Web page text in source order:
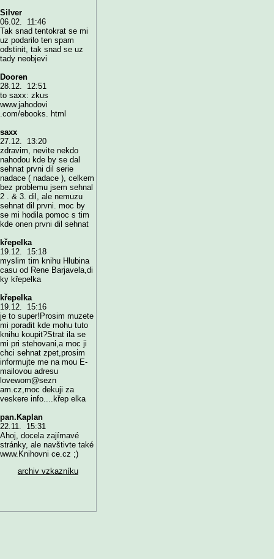
Silver
06.02. 11:46
Tak snad tentokrat se mi
uz podarilo ten spam
odstinit, tak snad se uz
tady neobjevi
Dooren
28.12. 12:51
to saxx: zkus
www.jahodovi
.com/ebooks. html
saxx
27.12. 13:20
zdravim, nevite nekdo
nahodou kde by se dal
sehnat prvni dil serie
nadace ( nadace ), celkem
bez problemu jsem sehnal
2 . & 3. dil, ale nemuzu
sehnat dil prvni. moc by
se mi hodila pomoc s tim
kde onen prvni dil sehnat
křepelka
19.12. 15:18
myslim tim knihu Hlubina
casu od Rene Barjavela,di
ky křepelka
křepelka
19.12. 15:16
je to super!Prosim muzete
mi poradit kde mohu tuto
knihu koupit?Strat ila se
mi pri stehovani,a moc ji
chci sehnat zpet,prosim
informujte me na mou E-
mailovou adresu
lovewom@sezn
am.cz,moc dekuji za
veskere info....křep elka
pan.Kaplan
22.11. 15:31
Ahoj, docela zajímavé
stránky, ale navštivte také
www.Knihovni ce.cz ;)
archiv vzkazníku